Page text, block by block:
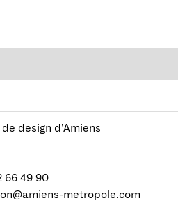
design d’Amiens
66 49 90
metropole.com